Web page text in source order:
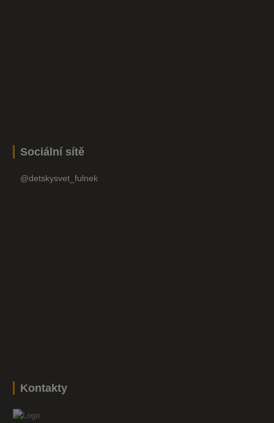
Sociální sítě
@detskysvet_fulnek
Kontakty